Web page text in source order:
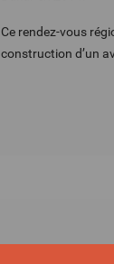
Ce rendez-vous
construction d’un